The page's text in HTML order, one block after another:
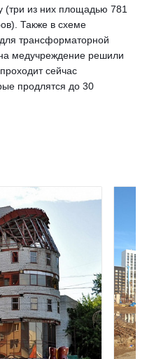
(три из них площадью 781
Также в схеме
трансформаторной
медучреждение решили
сейчас
продлятся до 30